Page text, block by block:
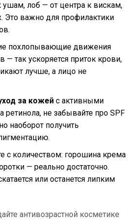
ушам, лоб — от центра к вискам,
Это важно для профилактики
похлопывающие движения
— так ускоряется приток крови,
лучше, а лицо не
за кожей с активными
ретинола, не забывайте про SPF
наоборот получить
с количеством: горошина крема
— реально достаточно.
или останется липким
антивозрастной косметике